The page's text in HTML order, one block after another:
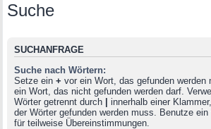
Suche
SUCHANFRAGE
Suche nach Wörtern:
Setze ein + vor ein Wort, das gefunden werden
ein Wort, das nicht gefunden werden darf.
Wörter getrennt durch
innerhalb einer
der Wörter gefunden werden muss. Benutze
für teilweise Übereinstimmungen.